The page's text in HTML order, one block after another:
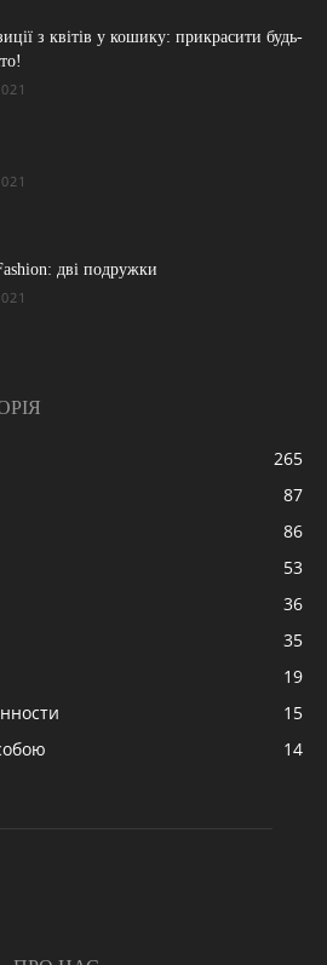
з квітів у кошику: прикрасити будь-
дві подружки
265
87
86
53
36
35
19
15
14